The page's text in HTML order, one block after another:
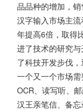
品品种的增加，
汉字输入市场主
年提高6倍，取得
进了技术的研究
了科技开发步伐
一个又一个市场
OCR、读写听、
汉王亲笔信、备